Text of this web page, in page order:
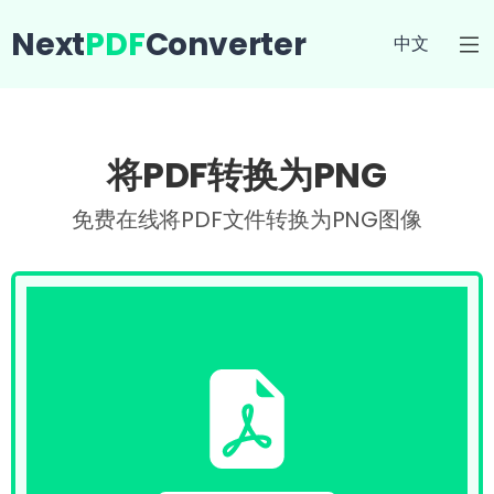
NextPDFConverter 中文
将PDF转换为PNG
免费在线将PDF文件转换为PNG图像